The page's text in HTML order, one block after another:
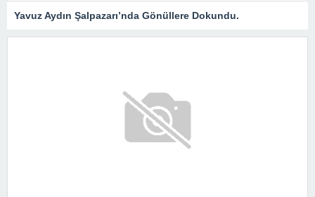
Yavuz Aydın Şalpazarı’nda Gönüllere Dokundu.